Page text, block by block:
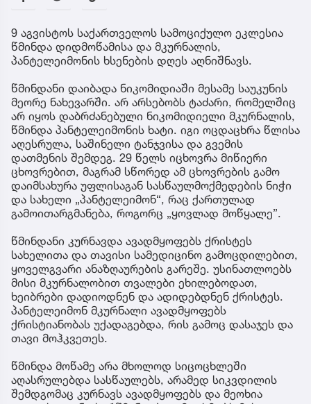
9 აგვისტოს საქართველოს სამოციქულო ეკლესია
წმინდა დიდმოწამისა და მკურნალის,
პანტელეიმონის ხსენების დღეს აღნიშნავს.
წმინდანი დაიბადა ნიკომიდიაში მესამე საუკუნის
მეორე ნახევარში. არ არსებობს ტაძარი, რომელშიც
არ იყოს დაბრძანებული ნიკომიდიელი მკურნალის,
წმინდა პანტელეიმონის ხატი. იგი ოცდაცხრა წლისა
აღესრულა, საშინელი ტანჯვისა და გვემის
დათმენის შემდეგ. 29 წელს იცხოვრა მიწიერი
ცხოვრებით, მაგრამ სწორედ ამ ცხოვრების გამო
დაიმსახურა უფლისაგან სასწაულმოქმედების ნიჭი
და სახელი „პანტელეიმონ“, რაც ქართულად
გამოითარგმანება, როგორც „ყოვლად მოწყალე”.
წმინდანი კურნავდა ავადმყოფებს ქრისტეს
სახელითა და თავისი სამედიცინო გამოცდილებით,
ყოველგვარი ანაზღაურების გარეშე. უსინათლოებს
მისი მკურნალობით თვალები ეხილებოდათ,
ხეიბრები დადიოდნენ და ადიდებდნენ ქრისტეს.
პანტელეიმონ მკურნალი ავადმყოფებს
ქრისტიანობას უქადაგებდა, რის გამოც დასაჯეს და
თავი მოჰკვეთეს.
წმინდა მოწამე არა მხოლოდ სიცოცხლეში
აღასრულებდა სასწაულებს, არამედ სიკვდილის
შემდგომაც კურნავს ავადმყოფებს და მეოხია